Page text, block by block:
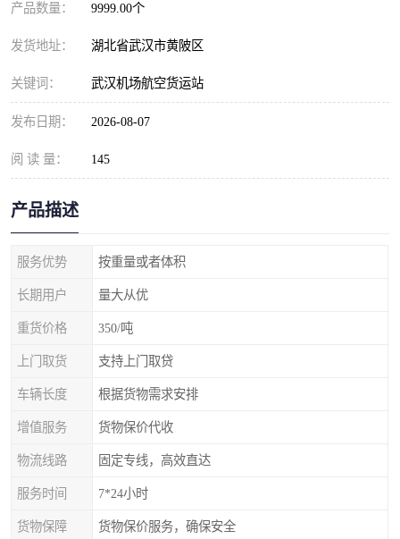
产品数量： 9999.00个
发货地址： 湖北省武汉市黄陂区
关键词： 武汉机场航空货运站
发布日期： 2026-08-07
阅 读 量： 145
产品描述
服务优势 按重量或者体积
长期用户 量大从优
重货价格 350/吨
上门取货 支持上门取贷
车辆长度 根据货物需求安排
增值服务 货物保价代收
物流线路 固定专线，高效直达
服务时间 7*24小时
货物保障 货物保价服务，确保安全